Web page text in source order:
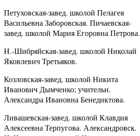
Петуховская-завед. школой Пелагея
Васильевна Заборовская. Пичаевская-
завед. школой Мария Егоровна Петрова.
Н.-Шибряйская-завед. школой Николай
Яковлевич Третьяков.
Козловская-завед. школой Никита
Иванович Дымченко; учительн.
Александра Ивановна Бенедиктова.
Ливашевская-завед. школой Клавдия
Алексеевна Терпугова. Александровск.